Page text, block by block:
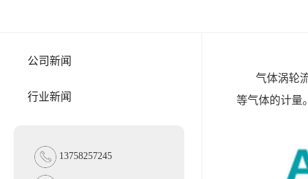
公司新闻
行业新闻
13758257245
气体涡轮流
等气体的计量